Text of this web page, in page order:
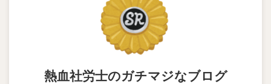
熱血社労士のガチマジなブログ